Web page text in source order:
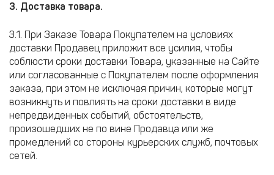
3. Доставка товара.
3.1. При Заказе Товара Покупателем на условиях
доставки Продавец приложит все усилия, чтобы
соблюсти сроки доставки Товара, указанные на Сайте
или согласованные с Покупателем после оформления
заказа, при этом не исключая причин, которые могут
возникнуть и повлиять на сроки доставки в виде
непредвиденных событий, обстоятельств,
произошедших не по вине Продавца или же
промедлений со стороны курьерских служб, почтовых
сетей.